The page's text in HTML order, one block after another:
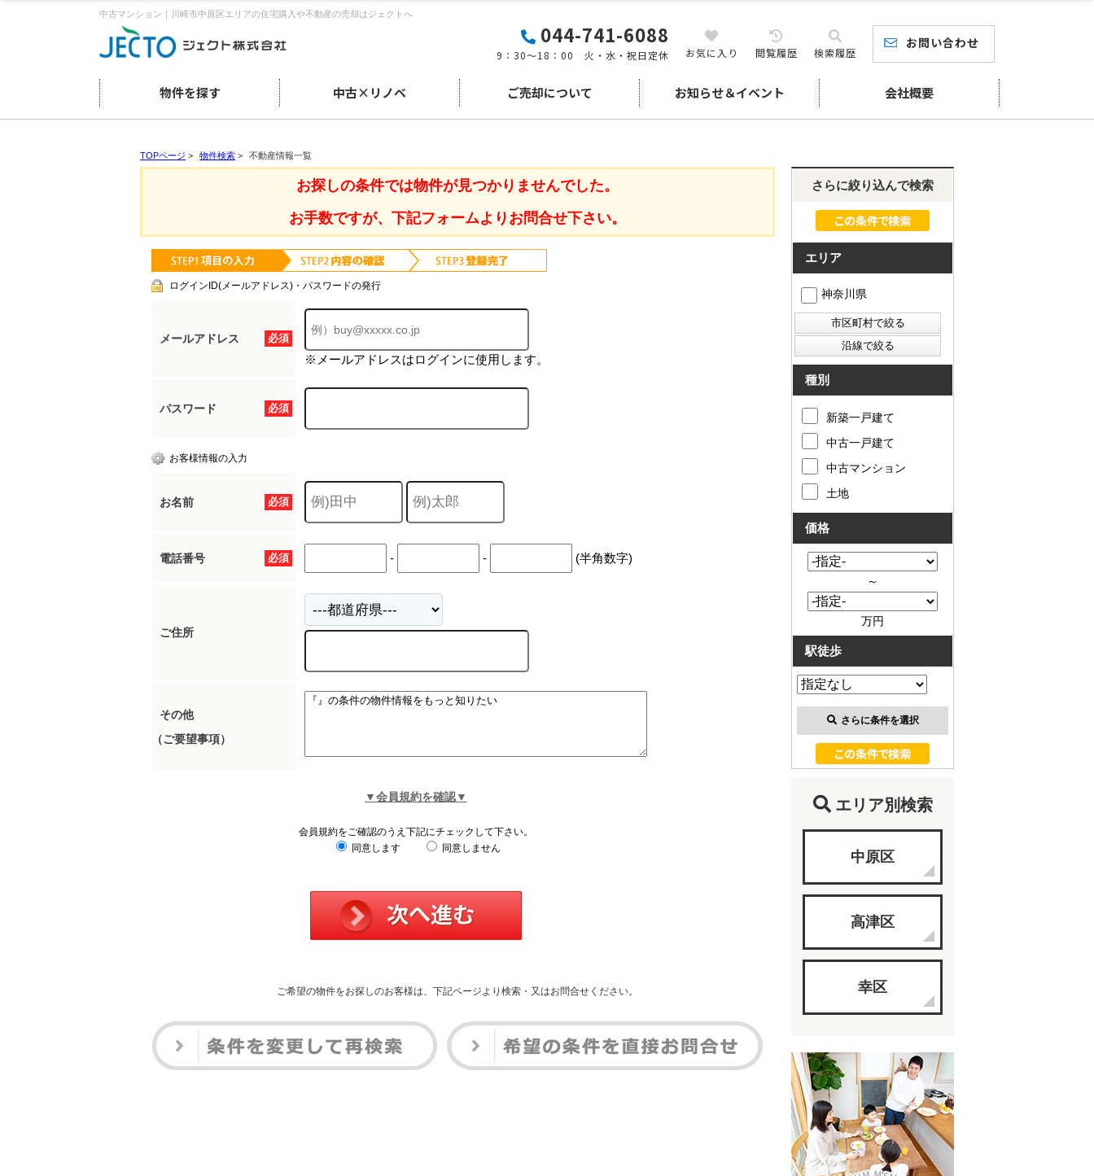
中古マンション｜川崎市中原区エリアの住宅購入や不動産の売却はジェクトへ
044-741-6088
9：30～18：00 火・水・祝日定休 お気に入り 閲覧履歴 検索履歴
お問い合わせ
物件を探す 中古×リノベ ご売却について お知らせ＆イベント 会社概要
TOPページ > 物件検索 > 不動産情報一覧
お探しの条件では物件が見つかりませんでした。
お手数ですが、下記フォームよりお問合せ下さい。
ログインID(メールアドレス)・パスワードの発行
必須
メールアドレス
※メールアドレスはログインに使用します。
必須
パスワード
お客様情報の入力
必須
お名前
必須
電話番号 - - (半角数字)
ご住所
その他
（ご要望事項）
▼会員規約を確認▼
会員規約をご確認のうえ下記にチェックして下さい。
同意します
同意しません
ご希望の物件をお探しのお客様は、下記ページより検索・又はお問合せください。
さらに絞り込んで検索
エリア
神奈川県
種別
新築一戸建て
中古一戸建て
中古マンション
土地
価格
～
万円
駅徒歩
さらに条件を選択
エリア別検索
中原区
高津区
幸区